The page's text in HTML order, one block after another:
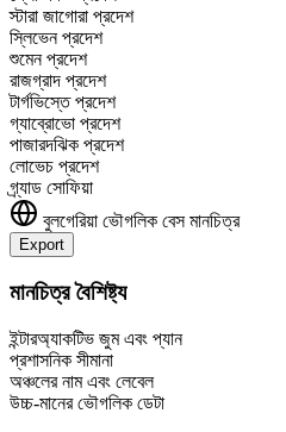
স্টারা জাগোরা প্রদেশ
স্লিভেন প্রদেশ
শুমেন প্রদেশ
রাজগ্রাদ প্রদেশ
টার্গভিস্তে প্রদেশ
গ্যাব্রোভো প্রদেশ
পাজারদঝিক প্রদেশ
লোভেচ প্রদেশ
গ্র্যাড সোফিয়া
বুলগেরিয়া ভৌগলিক বেস মানচিত্র
Export
+
মানচিত্র বৈশিষ্ট্য
ইন্টারঅ্যাকটিভ জুম এবং প্যান
প্রশাসনিক সীমানা
অঞ্চলের নাম এবং লেবেল
উচ্চ-মানের ভৌগলিক ডেটা